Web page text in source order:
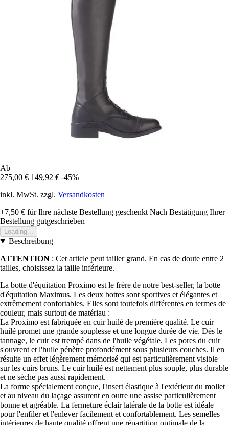
Ab
275,00 € 149,92 € -45%
inkl. MwSt. zzgl. Versandkosten
+7,50 € für Ihre nächste Bestellung geschenkt Nach Bestätigung Ihrer
Bestellung gutgeschrieben
Loading...
Beschreibung
ATTENTION : Cet article peut tailler grand. En cas de doute entre 2
tailles, choisissez la taille inférieure.
La botte d'équitation Proximo est le frère de notre best-seller, la botte
d'équitation Maximus. Les deux bottes sont sportives et élégantes et
extrêmement confortables. Elles sont toutefois différentes en termes de
couleur, mais surtout de matériau :
La Proximo est fabriquée en cuir huilé de première qualité. Le cuir
huilé promet une grande souplesse et une longue durée de vie. Dès le
tannage, le cuir est trempé dans de l'huile végétale. Les pores du cuir
s'ouvrent et l'huile pénètre profondément sous plusieurs couches. Il en
résulte un effet légèrement mémorisé qui est particulièrement visible
sur les cuirs bruns. Le cuir huilé est nettement plus souple, plus durable
et ne sèche pas aussi rapidement.
La forme spécialement conçue, l'insert élastique à l'extérieur du mollet
et au niveau du laçage assurent en outre une assise particulièrement
bonne et agréable. La fermeture éclair latérale de la botte est idéale
pour l'enfiler et l'enlever facilement et confortablement. Les semelles
intérieures de haute qualité offrent une répartition optimale de la